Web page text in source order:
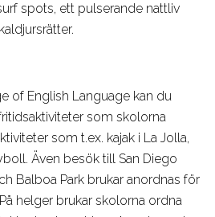
spots, ett pulserande nattliv
of English Language kan du
som skolorna
som t.ex. kajak i La Jolla,
Även besök till San Diego
Balboa Park brukar anordnas för
helger brukar skolorna ordna